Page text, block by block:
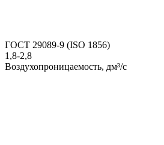
ГОСТ 29089-9 (ISO 1856)
1,8-2,8
Воздухопроницаемость, дм³/с